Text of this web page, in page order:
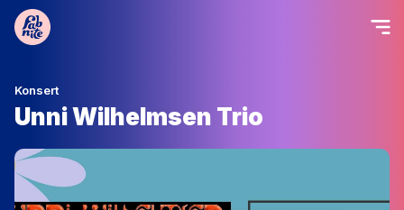
Konsert
Unni Wilhelmsen Trio